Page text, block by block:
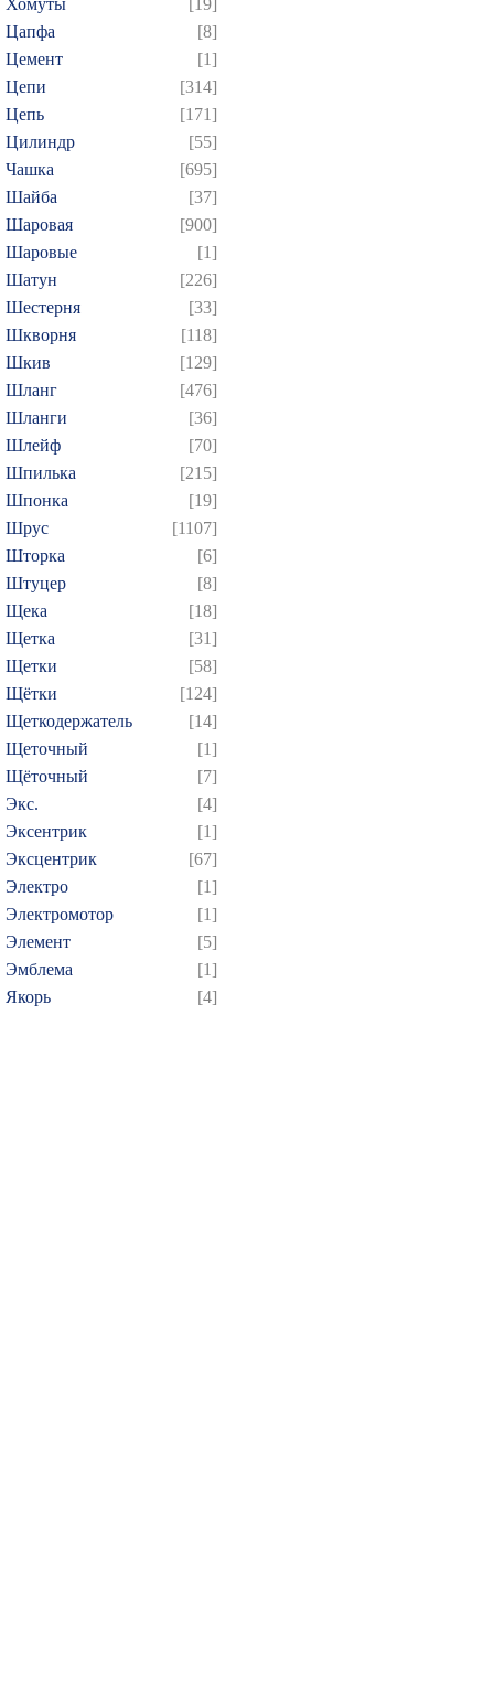
Хомуты
[19]
Цапфа
[8]
Цемент
[1]
Цепи
[314]
Цепь
[171]
Цилиндр
[55]
Чашка
[695]
Шайба
[37]
Шаровая
[900]
Шаровые
[1]
Шатун
[226]
Шестерня
[33]
Шкворня
[118]
Шкив
[129]
Шланг
[476]
Шланги
[36]
Шлейф
[70]
Шпилька
[215]
Шпонка
[19]
Шрус
[1107]
Шторка
[6]
Штуцер
[8]
Щека
[18]
Щетка
[31]
Щетки
[58]
Щётки
[124]
Щеткодержатель
[14]
Щеточный
[1]
Щёточный
[7]
Экс.
[4]
Эксентрик
[1]
Эксцентрик
[67]
Электро
[1]
Электромотор
[1]
Элемент
[5]
Эмблема
[1]
Якорь
[4]